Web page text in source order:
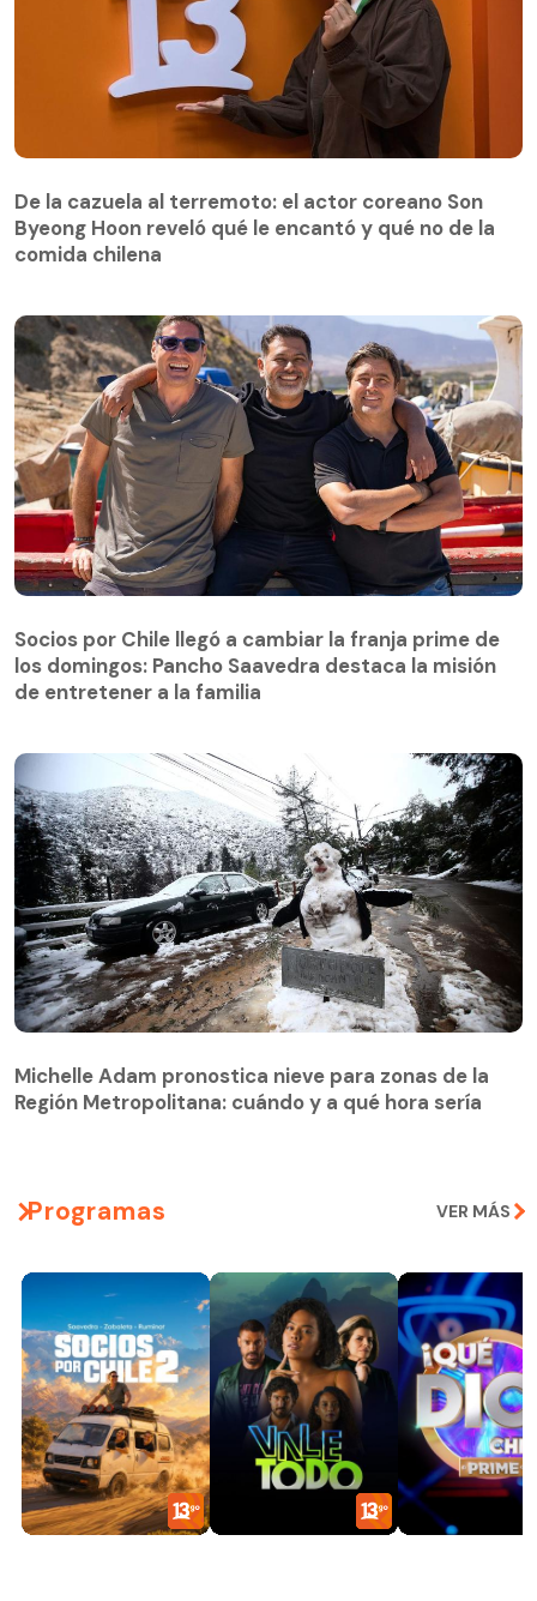
De la cazuela al terremoto: el actor coreano Son
Byeong Hoon reveló qué le encantó y qué no de la
comida chilena
Socios por Chile llegó a cambiar la franja prime de
los domingos: Pancho Saavedra destaca la misión
de entretener a la familia
Región Metropolitana: cuándo y a qué hora sería
Michelle Adam pronostica nieve para zonas de la
Región Metropolitana: cuándo y a qué hora sería
Programas VER MÁS